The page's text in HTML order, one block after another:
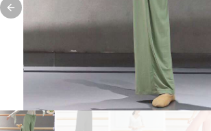
Previous slide